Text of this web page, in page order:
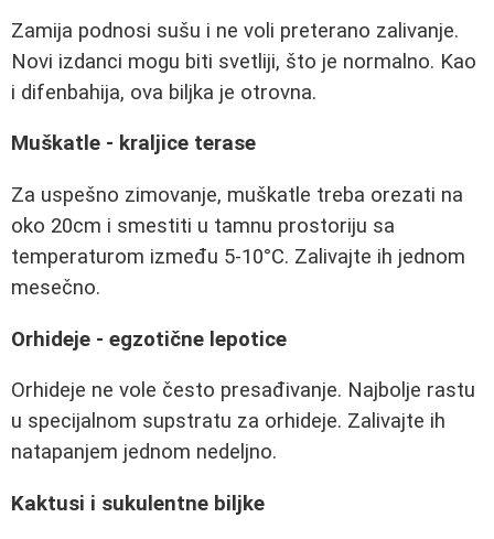
Zamija podnosi sušu i ne voli preterano zalivanje.
Novi izdanci mogu biti svetliji, što je normalno. Kao
i difenbahija, ova biljka je otrovna.
Muškatle - kraljice terase
Za uspešno zimovanje, muškatle treba orezati na
oko 20cm i smestiti u tamnu prostoriju sa
temperaturom između 5-10°C. Zalivajte ih jednom
mesečno.
Orhideje - egzotične lepotice
Orhideje ne vole često presađivanje. Najbolje rastu
u specijalnom supstratu za orhideje. Zalivajte ih
natapanjem jednom nedeljno.
Kaktusi i sukulentne biljke